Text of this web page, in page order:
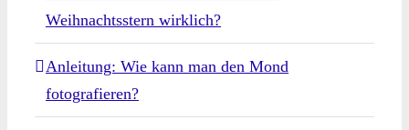
Weihnachtsstern wirklich?
Anleitung: Wie kann man den Mond
fotografieren?